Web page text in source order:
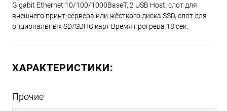
Gigabit Ethernet 10/100/1000BaseT, 2 USB Host, слот для
внешнего принт-сервера или жёсткого диска SSD, слот для
опциональных SD/SDHC карт Время прогрева 18 сек.
ХАРАКТЕРИСТИКИ:
Прочие